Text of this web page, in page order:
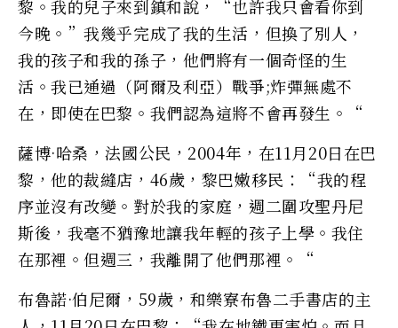
黎。我的兒子來到鎮和說，“也許我只會看你到
今晚。”我幾乎完成了我的生活，但換了別人，
我的孩子和我的孫子，他們將有一個奇怪的生
活。我已通過（阿爾及利亞）戰爭;炸彈無處不
在，即使在巴黎。我們認為這將不會再發生。“
薩博·哈桑，法國公民，2004年，在11月20日在巴
黎，他的裁縫店，46歲，黎巴嫩移民：“我的程
序並沒有改變。對於我的家庭，週二圍攻聖丹尼
斯後，我毫不猶豫地讓我年輕的孩子上學。我住
在那裡。但週三，我離開了他們那裡。“
布魯諾·伯尼爾，59歲，和樂寮布魯二手書店的主